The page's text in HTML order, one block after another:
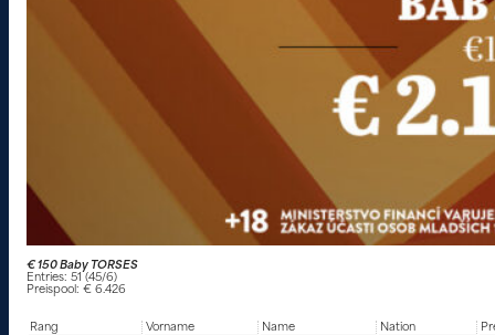
€ 150 Baby TORSES
Entries: 51 (45/6)
Preispool: € 6.426
Rang Vorname Name Nation